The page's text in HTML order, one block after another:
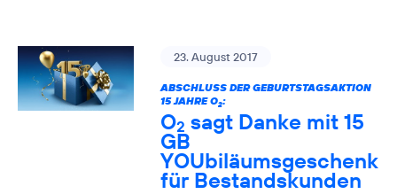
23. August 2017
ABSCHLUSS DER GEBURTSTAGSAKTION
15 JAHRE O2:
O2 sagt Danke mit 15
GB
YOUbiläumsgeschenk
für Bestandskunden